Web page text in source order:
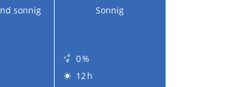
sonnig Sonnig
0 %
12 h